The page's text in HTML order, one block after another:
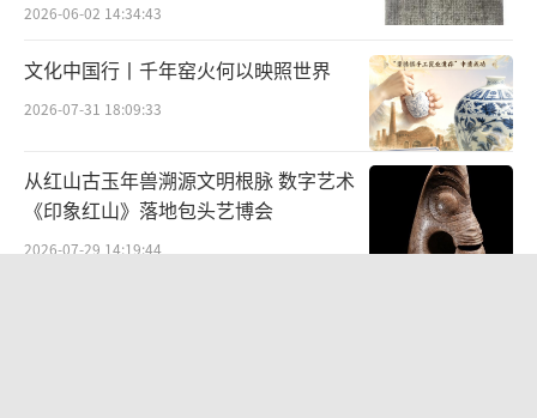
2026-06-02 14:34:43
文化中国行丨千年窑火何以映照世界
2026-07-31 18:09:33
从红山古玉年兽溯源文明根脉 数字艺术
《印象红山》落地包头艺博会
2026-07-29 14:19:44